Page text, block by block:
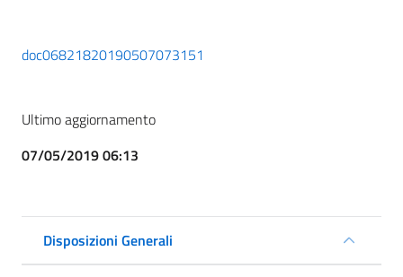
doc06821820190507073151
Ultimo aggiornamento
07/05/2019 06:13
Disposizioni Generali